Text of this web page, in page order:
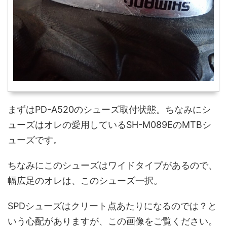
まずはPD-A520のシューズ取付状態。ちなみにシ
ューズはオレの愛用しているSH-M089EのMTBシ
ューズです。
ちなみにこのシューズはワイドタイプがあるので、
幅広足のオレは、このシューズ一択。
SPDシューズはクリート点あたりになるのでは？と
いう心配がありますが、この画像をご覧ください。